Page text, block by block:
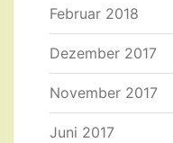
Februar 2018
Dezember 2017
November 2017
Juni 2017